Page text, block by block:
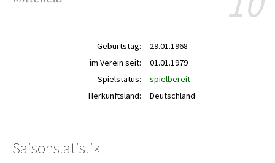
Geburtstag:
29.01.1968
im Verein seit:
01.01.1979
Spielstatus:
spielbereit
Herkunftsland:
Deutschland
Saisonstatistik